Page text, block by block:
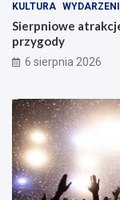
KULTURA
Sierpniowe
przygody
6 sierpnia 2026